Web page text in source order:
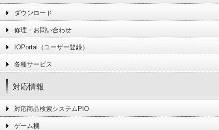
ダウンロード
修理・お問い合わせ
IOPortal（ユーザー登録）
各種サービス
対応情報
対応商品検索システムPIO
ゲーム機